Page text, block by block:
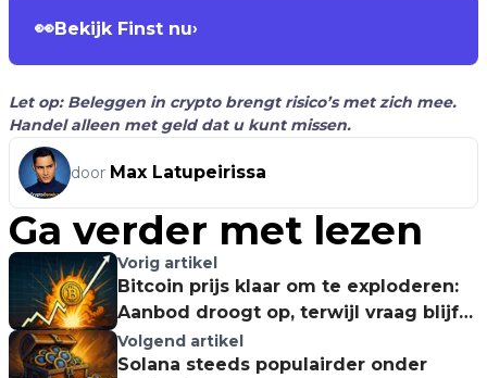
👀Bekijk Finst nu›
Let op: Beleggen in crypto brengt risico’s met zich mee.
Handel alleen met geld dat u kunt missen.
door Max Latupeirissa
Ga verder met lezen
Vorig artikel
Bitcoin prijs klaar om te exploderen:
Aanbod droogt op, terwijl vraag blijft
stijgen!
Volgend artikel
Solana steeds populairder onder